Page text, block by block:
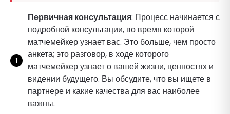
Первичная консультация: Процесс начинается с
подробной консультации, во время которой
матчемейкер узнает вас. Это больше, чем просто
анкета; это разговор, в ходе которого
матчемейкер узнает о вашей жизни, ценностях и
видении будущего. Вы обсудите, что вы ищете в
партнере и какие качества для вас наиболее
важны.